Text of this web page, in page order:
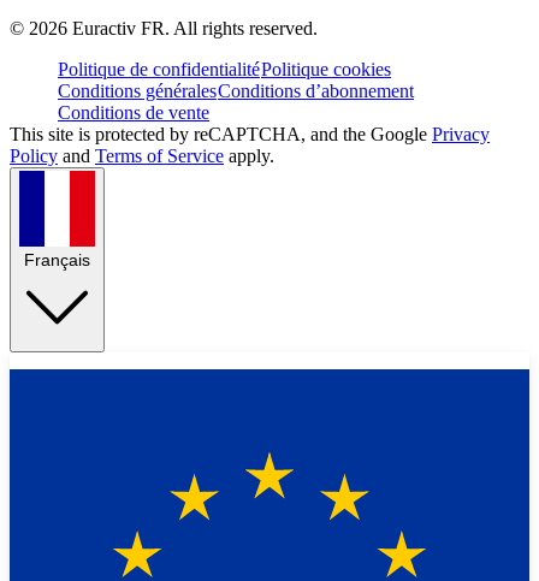
© 2026 Euractiv FR. All rights reserved.
Politique de confidentialitéPolitique cookies
Conditions généralesConditions d’abonnement
Conditions de vente
This site is protected by reCAPTCHA, and the Google Privacy
Policy and Terms of Service apply.
Français